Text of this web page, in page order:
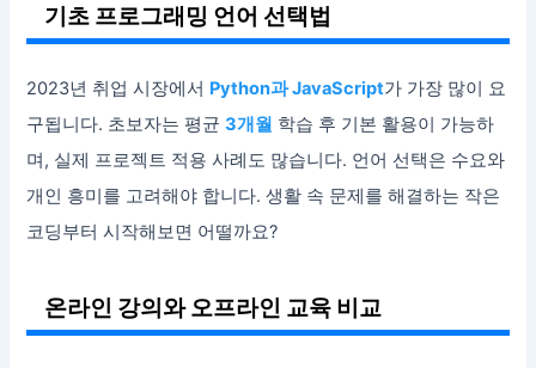
기초 프로그래밍 언어 선택법
2023년 취업 시장에서 Python과 JavaScript가 가장 많이 요
구됩니다. 초보자는 평균3개월 학습 후 기본 활용이 가능하
며, 실제 프로젝트 적용 사례도 많습니다. 언어 선택은 수요와
개인 흥미를 고려해야 합니다. 생활 속 문제를 해결하는 작은
코딩부터 시작해보면 어떨까요?
온라인 강의와 오프라인 교육 비교